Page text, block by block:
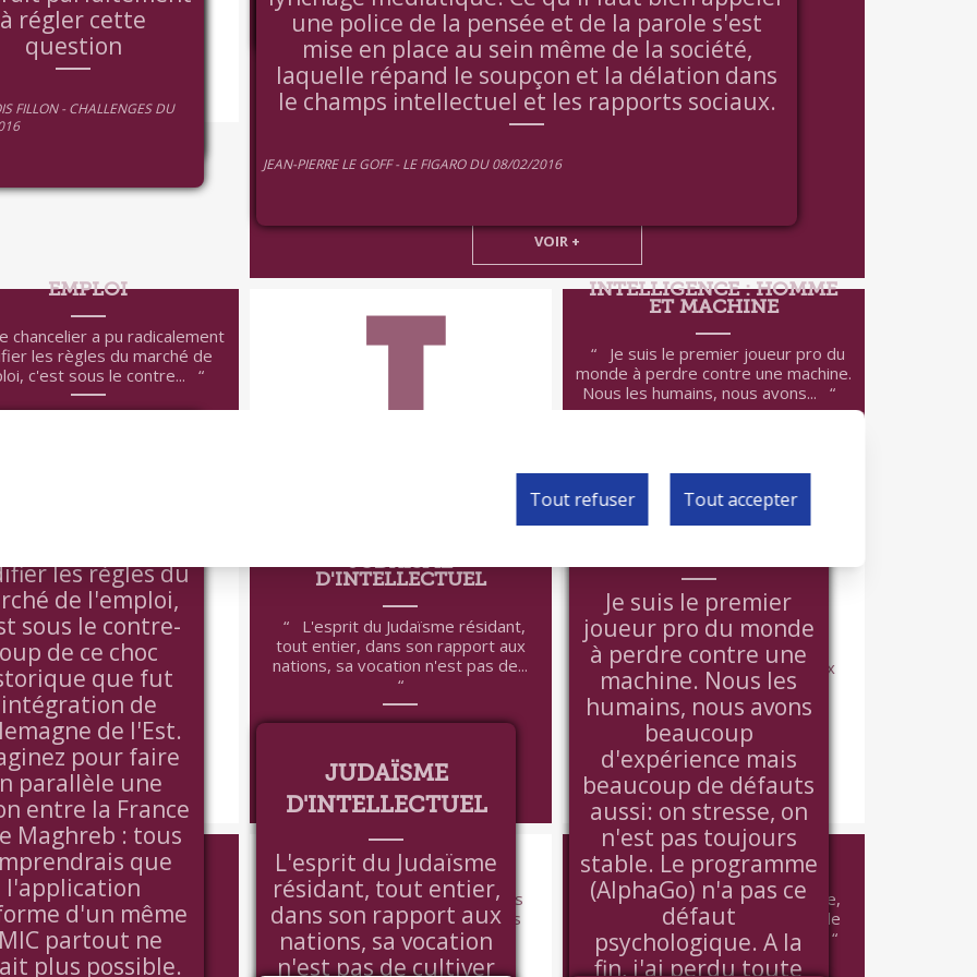
!
à régler cette
question
FILLON - CHALLENGES DU
VOIR +
une police de la pensée et de la parole s'est
mise en place au sein même de la société,
laquelle répand le soupçon et la délation dans
le champs intellectuel et les rapports sociaux.
JEAN-PIERRE LE GOFF - LE FIGARO DU 08/02/2016
EMPLOI
chancelier a pu radicalement
les règles du marché de
c'est sous le contre...
chancelier a pu
les règles du
de l'emploi,
sous le contre-
de ce choc
que fut
de
de l'Est.
pour faire
parallèle une
entre la France
Maghreb : tous
que
l'application
d'un même
partout ne
plus possible.
I
INTELLIGENCE : HOMME
ET MACHINE
Je suis le premier joueur pro du
monde à perdre contre une machine.
Nous les humains, nous avons...
INTELLIGENCE :
HOMME ET
Je suis le premier
joueur pro du monde
à perdre contre une
machine. Nous les
humains, nous avons
beaucoup
d'expérience mais
beaucoup de défauts
aussi: on stresse, on
n'est pas toujours
stable. Le programme
(AlphaGo) n'a pas ce
défaut
psychologique. A la
fin, j'ai perdu toute
J
JUDAÏSME
D'INTELLECTUEL
L'esprit du Judaïsme résidant,
tout entier, dans son rapport aux
nations, sa vocation n'est pas de...
JUDAÏSME
D'INTELLECTUEL
L'esprit du Judaïsme
résidant, tout entier,
dans son rapport aux
nations, sa vocation
n'est pas de cultiver
JUDAÏSME ET
PRAGMATISME
On a le droit de penser deux
choses à la fois.
BERNARD-HENRY LÉVY - MARIANNE DU
05/02/2016
L'ACTEUR ET SON
DOUBLE
Avec les réseaux sociaux, les
acteurs et les actrices sont très
accessibles... je trouve cela...
L'HOMME ET LA
RELIGION
L'homme n'est que poussière,
c'est dire l'importance du tapis de
prière. Dans un poulailler, Jules...
Tout refuser Tout accepter